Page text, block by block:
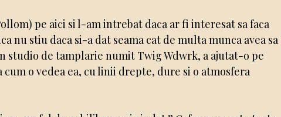
pe aici si l-am intrebat daca ar fi interesat sa faca
nu stiu daca si-a dat seama cat de multa munca avea sa
studio de tamplarie numit Twig Wdwrk, a ajutat-o pe
cum o vedea ea, cu linii drepte, dure si o atmosfera